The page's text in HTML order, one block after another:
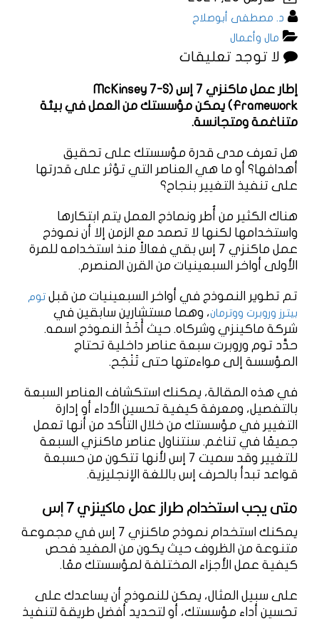
د. مصطفى أبوصلاح
مال وأعمال
لا توجد تعليقات
إطار عمل ماكنزي 7 إس (McKinsey 7-S
Framework) يمكن مؤسستك من العمل في بيئة
متناغمة ومتجانسة.
هل تعرف مدى قدرة مؤسستك على تحقيق
أهدافها؟ أو ما هي العناصر التي تؤثر على قدرتها
على تنفيذ التغيير بنجاح؟
هناك الكثير من أُطر ونماذج العمل يتم ابتكارها
واستخدامها لكنها لا تصمد مع الزمن إلا أن نموذج
عمل ماكنزي 7 إس بقي فعالاً منذ استخدامه للمرة
الأولى أواخر السبعينيات من القرن المنصرم.
تم تطوير النموذج في أواخر السبعينيات من قبل توم
بيترز وروبرت ووترمان، وهما مستشارين سابقين في
شركة ماكينزي وشركاه. حيث أَخَذَ النموذج اسمه.
حدَّد توم وروبرت سبعة عناصر داخلية تحتاج
المؤسسة إلى مواءمتها حتى تَنْجَح.
في هذه المقالة، يمكنك استكشاف العناصر السبعة
بالتفصيل، ومعرفة كيفية تحسين الأداء أو إدارة
التغيير في مؤسستك من خلال التأكد من أنها تعمل
جميعًا في تناغم. سنتناول عناصر ماكنزي السبعة
للتغيير وقد سميت 7 إس لأنها تتكون من حسبعة
قواعد تبدأ بالحرف إس باللغة الإنجليزية.
متى يجب استخدام طراز عمل ماكينزي 7 إس
يمكنك استخدام نموذج ماكنزي 7 إس في مجموعة
متنوعة من الظروف حيث يكون من المفيد فحص
كيفية عمل الأجزاء المختلفة لمؤسستك معًا.
على سبيل المثال، يمكن للنموذج أن يساعدك على
تحسين أداء مؤسستك، أو لتحديد أفضل طريقة لتنفيذ